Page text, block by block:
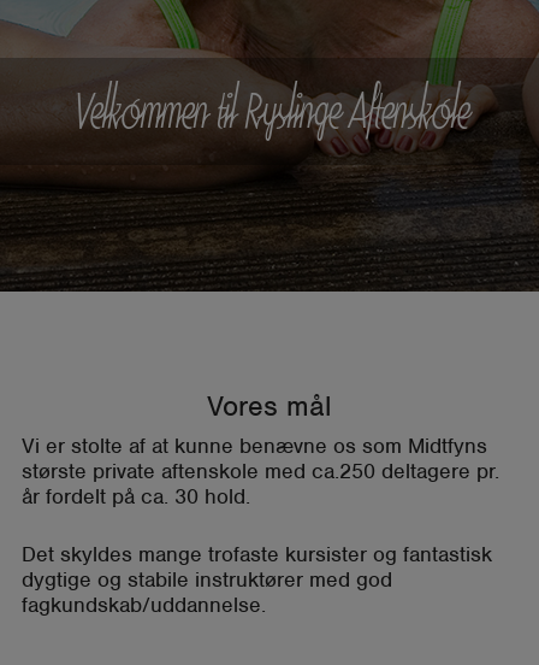
Velkommen til Ryslinge Aftenskole
Vores mål
Vi er stolte af at kunne benævne os som Midtfyns
største private aftenskole med ca.250 deltagere pr.
år fordelt på ca. 30 hold.
Det skyldes mange trofaste kursister og fantastisk
dygtige og stabile instruktører med god
fagkundskab/uddannelse.​